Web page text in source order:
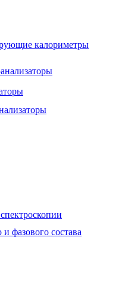
калориметры
фазового состава